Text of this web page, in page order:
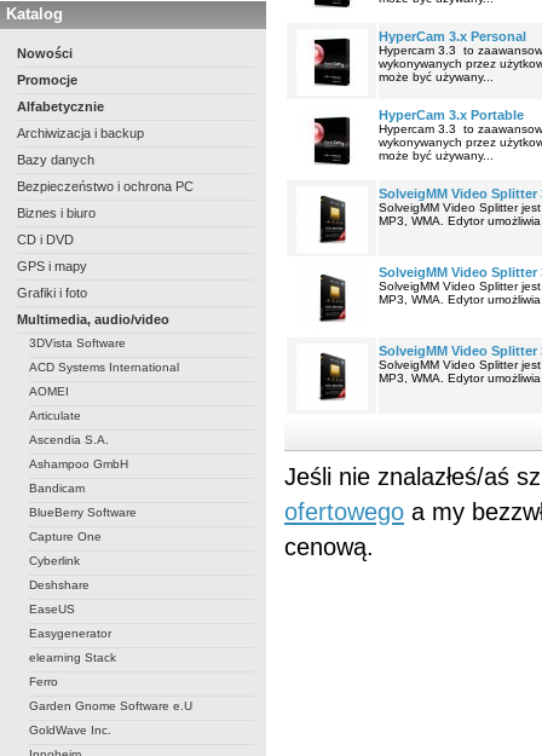
Katalog
Nowości
Promocje
Alfabetycznie
Archiwizacja i backup
Bazy danych
Bezpieczeństwo i ochrona PC
Biznes i biuro
CD i DVD
GPS i mapy
Grafiki i foto
Multimedia, audio/video
3DVista Software
ACD Systems International
AOMEI
Articulate
Ascendia S.A.
Ashampoo GmbH
Bandicam
BlueBerry Software
Capture One
Cyberlink
Deshshare
EaseUS
Easygenerator
elearning Stack
Ferro
Garden Gnome Software e.U
GoldWave Inc.
HyperCam 3.x Personal
Hypercam 3.3 to
wykonywanych przez
może być używany...
HyperCam 3.x Portable
Hypercam 3.3 to
wykonywanych przez
może być używany...
SolveigMM Video
SolveigMM Video Splitter
MP3, WMA. Edytor
SolveigMM Video Splitter
SolveigMM Video Splitter
MP3, WMA. Edytor
SolveigMM Video Splitter
SolveigMM Video Splitter
MP3, WMA. Edytor
Jeśli nie znalazłeś/aś
ofertowego a my
cenową.